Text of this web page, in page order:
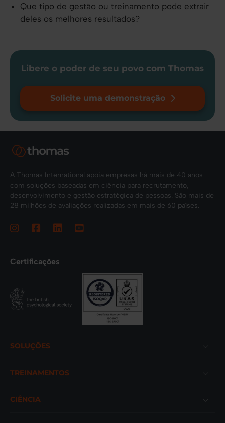
Que tipo de gestão ou treinamento pode extrair
deles os melhores resultados?
Libere o poder de seu povo com Thomas
Solicite uma demonstração
A Thomas International apoia empresas há mais de 40 anos
com soluções baseadas em ciência para recrutamento,
desenvolvimento e gestão estratégica de pessoas. São mais de
28 milhões de avaliações realizadas em mais de 60 países.
Certificações
SOLUÇÕES
TREINAMENTOS
CIÊNCIA